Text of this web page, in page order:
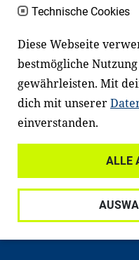
Newsletter
Facebook
Haftungsausschluss
Technische Cookies
Diese Webseite
bestmögliche
gewährleisten. Mit
dich mit unserer
einverstanden.
ALLE